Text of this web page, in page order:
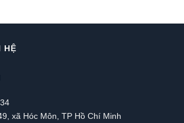
HỆ
xã Hóc Môn, TP Hồ Chí Minh